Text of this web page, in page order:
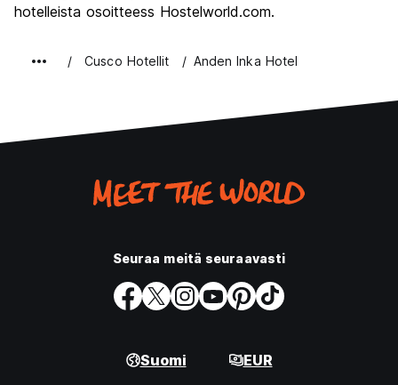
hotelleista osoitteess Hostelworld.com.
Cusco Hotellit Anden Inka Hotel
Seuraa meitä seuraavasti
Suomi EUR